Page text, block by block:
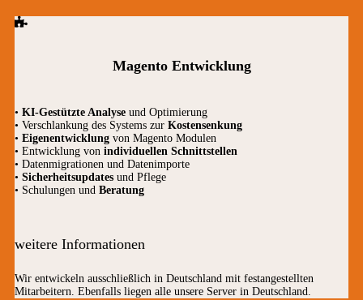
Magento Entwicklung
• KI-Gestützte Analyse und Optimierung
• Verschlankung des Systems zur Kostensenkung
• Eigenentwicklung von Magento Modulen
• Entwicklung von individuellen Schnittstellen
• Datenmigrationen und Datenimporte
• Sicherheitsupdates und Pflege
• Schulungen und Beratung
weitere Informationen
Wir entwickeln ausschließlich in Deutschland mit festangestellten
Mitarbeitern. Ebenfalls liegen alle unsere Server in Deutschland.